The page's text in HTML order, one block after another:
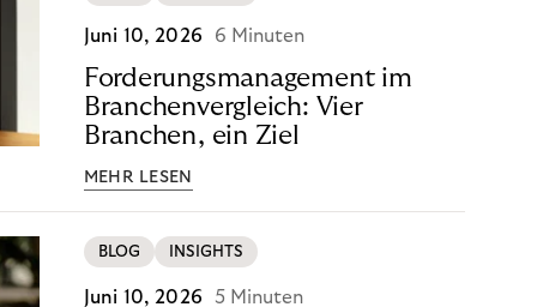
Juni 10, 2026 6 Minuten
Forderungsmanagement im
Branchenvergleich: Vier
Branchen, ein Ziel
MEHR LESEN
BLOG INSIGHTS
Juni 10, 2026 5 Minuten